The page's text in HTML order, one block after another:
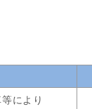
により